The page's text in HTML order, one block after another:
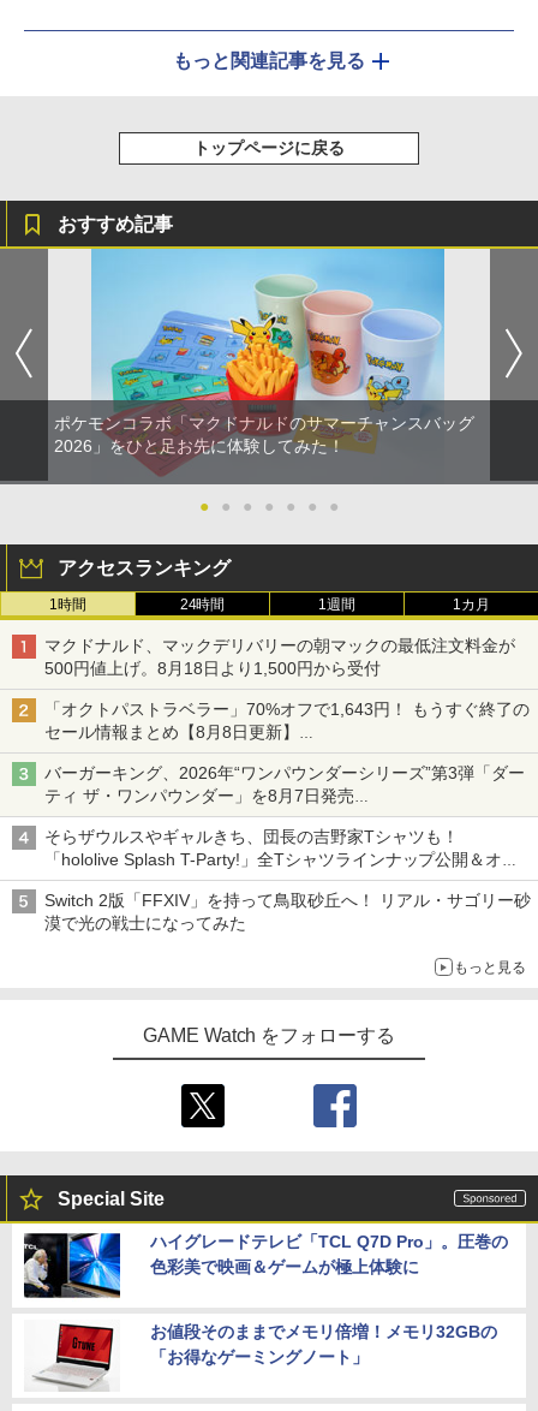
もっと関連記事を見る
トップページに戻る
おすすめ記事
ポケモンコラボ「マクドナルドのサマーチャンスバッグ
2026」をひと足お先に体験してみた！
● ● ● ● ● ● ●
アクセスランキング
1時間 24時間 1週間 1カ月
マクドナルド、マックデリバリーの朝マックの最低注文料金が
500円値上げ。8月18日より1,500円から受付
「オクトパストラベラー」70%オフで1,643円！ もうすぐ終了の
セール情報まとめ【8月8日更新】
ニンテンドーeショップでは「大神 絶景版」が67%オフで990円
バーガーキング、2026年“ワンパウンダーシリーズ”第3弾「ダー
ティ ザ・ワンパウンダー」を8月7日発売
「特製ガーリックマヨソース」を使用した超大型チーズバーガー
そらザウルスやギャルきち、団長の吉野家Tシャツも！
「hololive Splash T-Party!」全Tシャツラインナップ公開＆オン
ライン販売開始
Switch 2版「FFXIV」を持って鳥取砂丘へ！ リアル・サゴリー砂
漠で光の戦士になってみた
もっと見る
GAME Watch をフォローする
Special Site
ハイグレードテレビ「TCL Q7D Pro」。圧巻の
色彩美で映画＆ゲームが極上体験に
お値段そのままでメモリ倍増！メモリ32GBの
「お得なゲーミングノート」